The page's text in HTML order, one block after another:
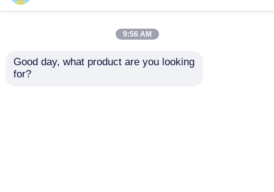
9:56 AM
Good day, what product are you looking
for?